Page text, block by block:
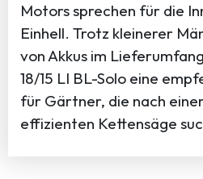
Motors sprechen für die
Einhell. Trotz kleinerer
von Akkus im
18/15 LI BL-Solo eine
für Gärtner, die nach
effizienten Kettensäge